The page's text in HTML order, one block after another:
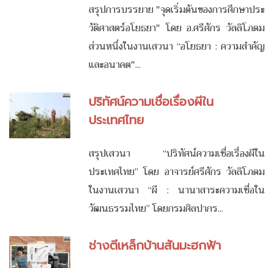
สรุปการบรรยาย "จุดเริ่มต้นของการศึกษาประ
วัติศาสตร์อโยธยา" โดย อ.ศรีศักร วัลลิโภดม
ส่วนหนึ่งในงานเสวนา “อโยธยา : ความสำคัญ
และอนาคต"...
ปริทัศน์ความเชื่อเรื่องผีใน
ประเทศไทย
สรุปเสวนา “ปริทัศน์ความเชื่อเรื่องผีใน
ประเทศไทย” โดย อาจารย์ศรีศักร วัลลิโภดม
ในงานเสวนา “ผี : นานาสาระความเชื่อใน
วัฒนธรรมไทย” โดยกรมศิลปากร...
ช่างตีเหล็กบ้านสันมะฮกฟ้า